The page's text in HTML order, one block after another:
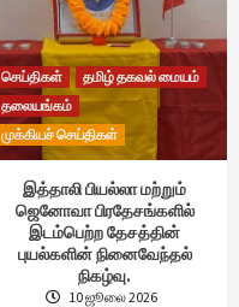
செய்திகள்
தமிழ் தகவல் மையம்
தலையங்கம்
முக்கியச் செய்திகள்
இத்தாலி பியல்லா மற்றும்
ஜெனோவா பிரதேசங்களில்
இடம்பெற்ற தேசத்தின்
புயல்களின் நினைவேந்தல்
நிகழ்வு.
10 ஜூலை 2026